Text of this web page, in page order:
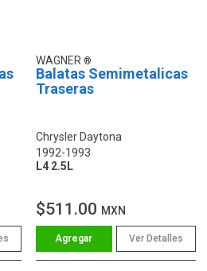
WAGNER
Balatas Semimetalicas
Traseras
Chrysler Daytona
1992-1993
L4 2.5L
$511.00 MXN
Ver Detalles